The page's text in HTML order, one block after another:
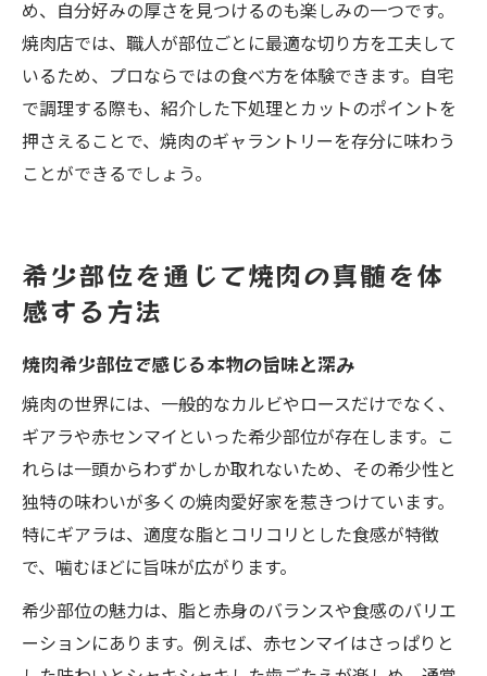
め、自分好みの厚さを見つけるのも楽しみの一つです。
焼肉店では、職人が部位ごとに最適な切り方を工夫して
いるため、プロならではの食べ方を体験できます。自宅
で調理する際も、紹介した下処理とカットのポイントを
押さえることで、焼肉のギャラントリーを存分に味わう
ことができるでしょう。
希少部位を通じて焼肉の真髄を体
感する方法
焼肉希少部位で感じる本物の旨味と深み
焼肉の世界には、一般的なカルビやロースだけでなく、
ギアラや赤センマイといった希少部位が存在します。こ
れらは一頭からわずかしか取れないため、その希少性と
独特の味わいが多くの焼肉愛好家を惹きつけています。
特にギアラは、適度な脂とコリコリとした食感が特徴
で、噛むほどに旨味が広がります。
希少部位の魅力は、脂と赤身のバランスや食感のバリエ
ーションにあります。例えば、赤センマイはさっぱりと